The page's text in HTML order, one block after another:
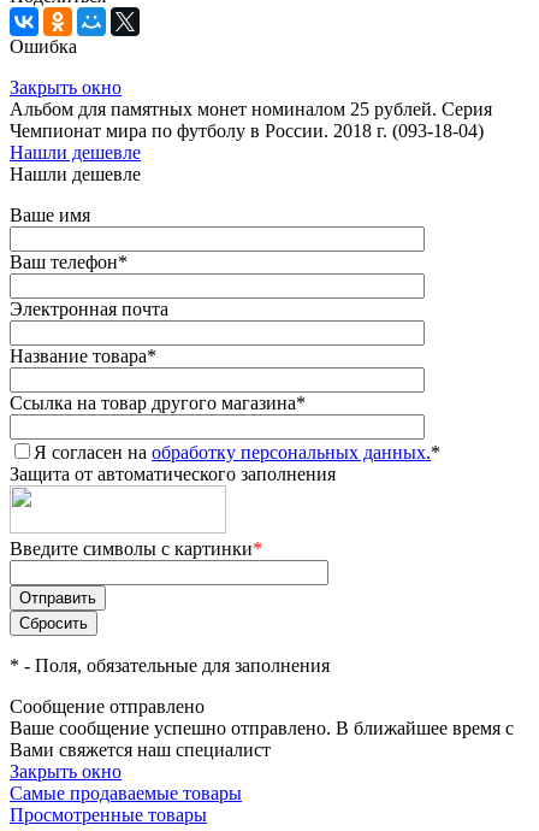
Ошибка
Закрыть окно
Альбом для памятных монет номиналом 25 рублей. Серия
Чемпионат мира по футболу в России. 2018 г. (093-18-04)
Нашли дешевле
Нашли дешевле
Ваше имя
Ваш телефон*
Электронная почта
Название товара*
Ссылка на товар другого магазина*
Я согласен на обработку персональных данных.*
Защита от автоматического заполнения
Введите символы с картинки*
* - Поля, обязательные для заполнения
Сообщение отправлено
Ваше сообщение успешно отправлено. В ближайшее время с
Вами свяжется наш специалист
Закрыть окно
Самые продаваемые товары
Просмотренные товары